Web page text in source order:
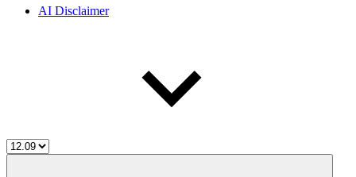
AI Disclaimer